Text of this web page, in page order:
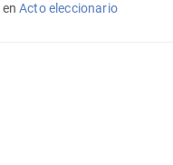
enActo eleccionario